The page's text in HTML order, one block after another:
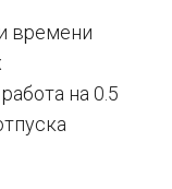
времени
на 0.5